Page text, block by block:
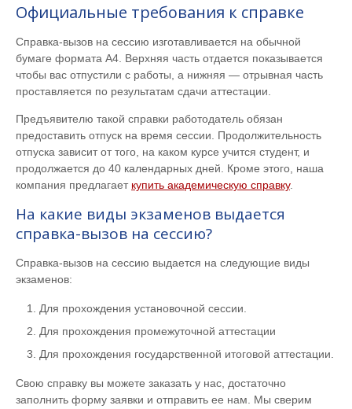
Официальные требования к справке
Справка-вызов на сессию изготавливается на обычной
бумаге формата А4. Верхняя часть отдается показывается
чтобы вас отпустили с работы, а нижняя — отрывная часть
проставляется по результатам сдачи аттестации.
Предъявителю такой справки работодатель обязан
предоставить отпуск на время сессии. Продолжительность
отпуска зависит от того, на каком курсе учится студент, и
продолжается до 40 календарных дней. Кроме этого, наша
компания предлагает купить академическую справку.
На какие виды экзаменов выдается
справка-вызов на сессию?
Справка-вызов на сессию выдается на следующие виды
экзаменов:
Для прохождения установочной сессии.
Для прохождения промежуточной аттестации
Для прохождения государственной итоговой аттестации.
Свою справку вы можете заказать у нас, достаточно
заполнить форму заявки и отправить ее нам. Мы сверим